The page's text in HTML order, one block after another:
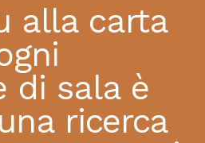
alla carta
di sala è
ricerca